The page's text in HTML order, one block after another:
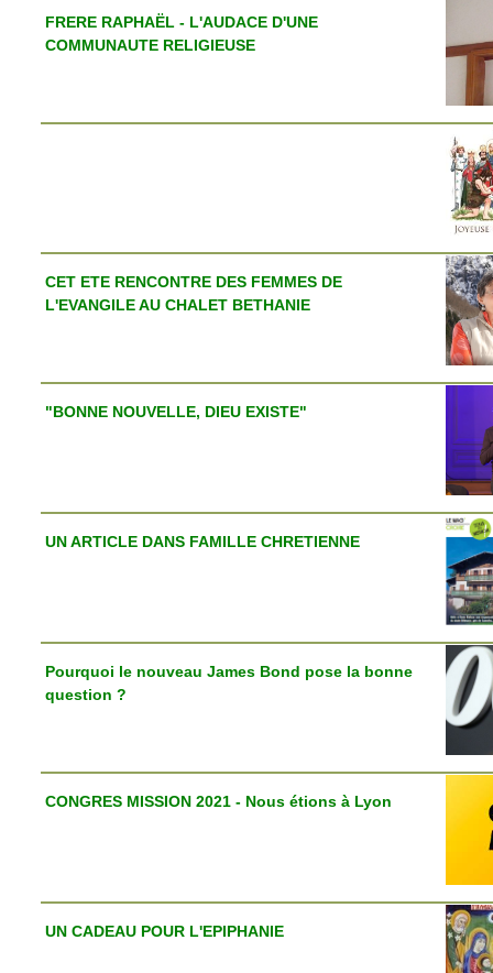
FRERE RAPHAËL - L'AUDACE D'UNE
COMMUNAUTE RELIGIEUSE
CET ETE RENCONTRE DES FEMMES DE
L'EVANGILE AU CHALET BETHANIE
"BONNE NOUVELLE, DIEU EXISTE"
UN ARTICLE DANS FAMILLE CHRETIENNE
Pourquoi le nouveau James Bond pose la bonne
question ?
CONGRES MISSION 2021 - Nous étions à Lyon
UN CADEAU POUR L'EPIPHANIE